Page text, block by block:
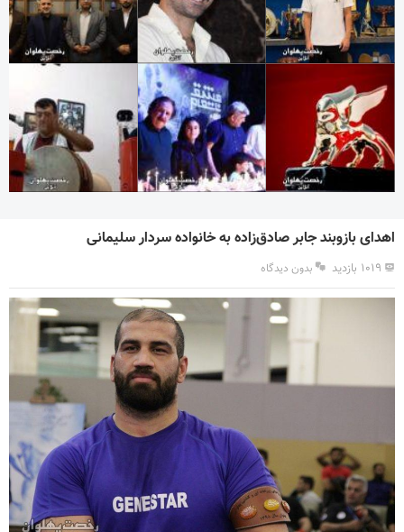
اهدای بازوبند جابر صادق‌زاده به خانواده سردار سلیمانی
۱۰۱۹ بازدید بدون دیدگاه